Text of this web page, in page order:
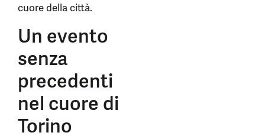
cuore della città.
Un evento
senza
precedenti
nel cuore di
Torino